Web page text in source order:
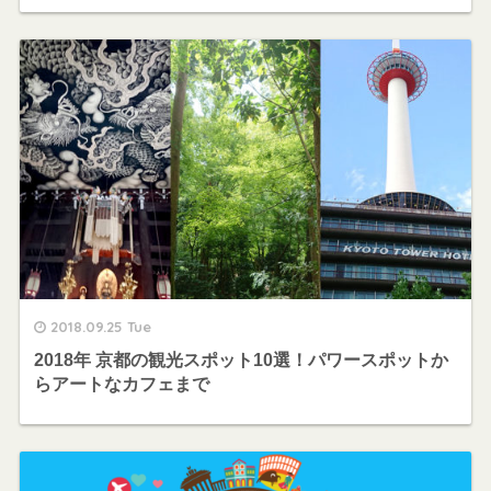
2018.09.25 Tue
2018年 京都の観光スポット10選！パワースポットか
らアートなカフェまで